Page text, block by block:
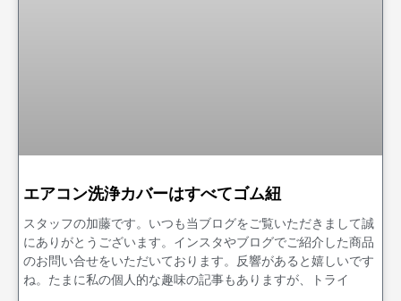
エアコン洗浄カバーはすべてゴム紐
スタッフの加藤です。いつも当ブログをご覧いただきまして誠
にありがとうございます。インスタやブログでご紹介した商品
のお問い合せをいただいております。反響があると嬉しいです
ね。たまに私の個人的な趣味の記事もありますが、トライ